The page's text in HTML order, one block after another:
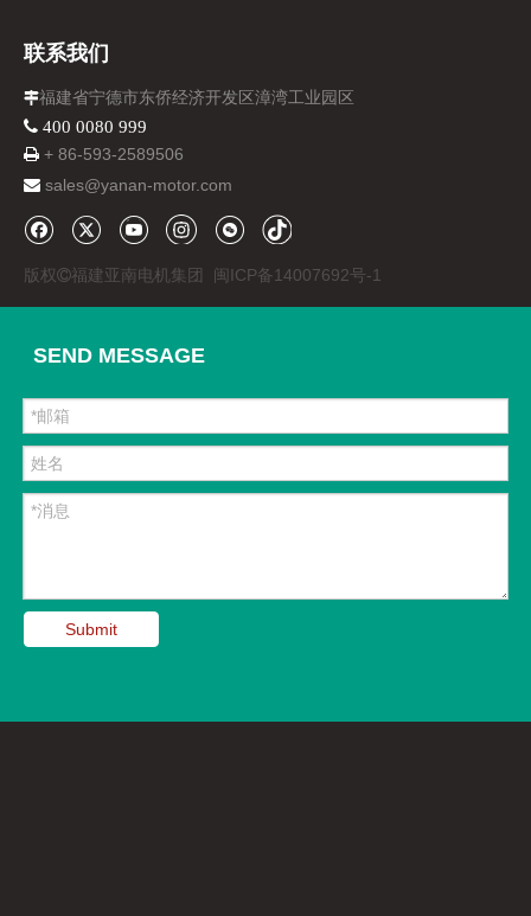
联系我们
福建省宁德市东侨经济开发区漳湾工业园区
 400 0080 999
 + 86-593-2589506
 sales@yanan-motor.com
版权福建亚南电机集团 闽ICP备14007692号-1
SEND MESSAGE
Submit